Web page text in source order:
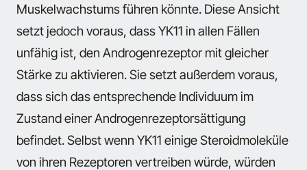
Muskelwachstums führen könnte. Diese Ansicht
setzt jedoch voraus, dass YK11 in allen Fällen
unfähig ist, den Androgenrezeptor mit gleicher
Stärke zu aktivieren. Sie setzt außerdem voraus,
dass sich das entsprechende Individuum im
Zustand einer Androgenrezeptorsättigung
befindet. Selbst wenn YK11 einige Steroidmoleküle
von ihren Rezeptoren vertreiben würde, würden